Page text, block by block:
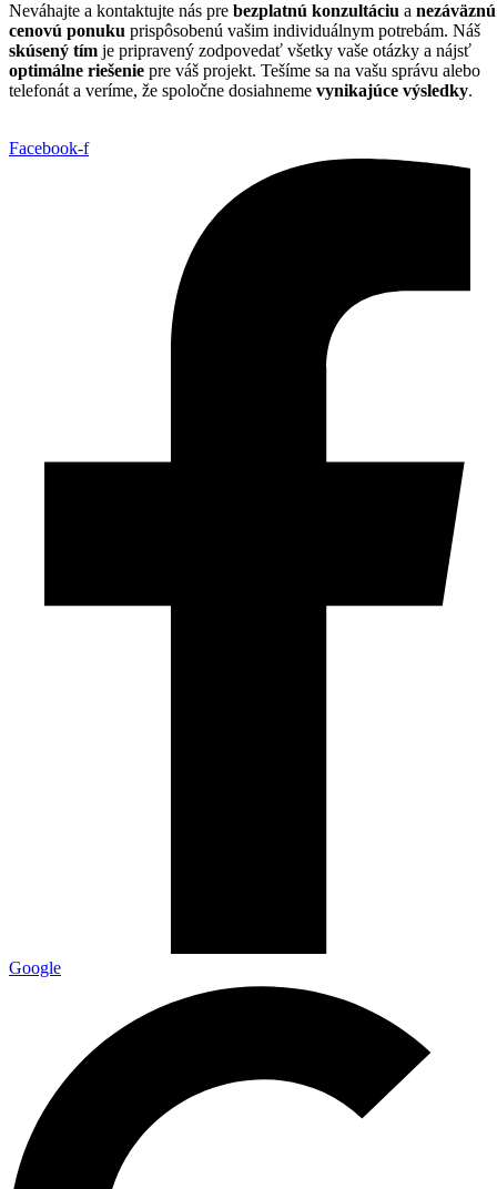
Neváhajte a kontaktujte nás pre bezplatnú konzultáciu a nezáväznú
cenovú ponuku prispôsobenú vašim individuálnym potrebám. Náš
skúsený tím je pripravený zodpovedať všetky vaše otázky a nájsť
optimálne riešenie pre váš projekt. Tešíme sa na vašu správu alebo
telefonát a veríme, že spoločne dosiahneme vynikajúce výsledky.
Facebook-f
Google